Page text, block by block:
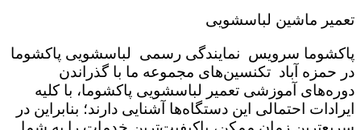
تعمیر ماشین لباسشویی
پاکشوما سرویس نمایندگی رسمی لباسشویی پاکشوما
در حمزه آباد تکنسین‌های مجموعه ما با گذراندن
دوره‌های آموزشی تعمیر لباسشویی پاکشوما، با کلیه
ایرادات احتمالی این دستگاه‌ها آشنایی دارند؛ بنابراین در